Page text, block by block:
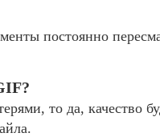
постоянно
то да, качество